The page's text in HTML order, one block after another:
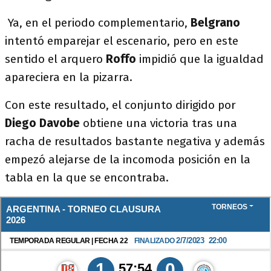
Ya, en el periodo complementario, Belgrano
intentó emparejar el escenario, pero en este
sentido el arquero Roffo impidió que la igualdad
apareciera en la pizarra.
Con este resultado, el conjunto dirigido por
Diego Davobe obtiene una victoria tras una
racha de resultados bastante negativa y además
empezó alejarse de la incomoda posición en la
tabla en la que se encontraba.